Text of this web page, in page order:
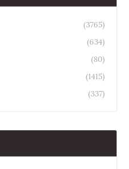
(3765)
(634)
(80)
(1415)
(337)